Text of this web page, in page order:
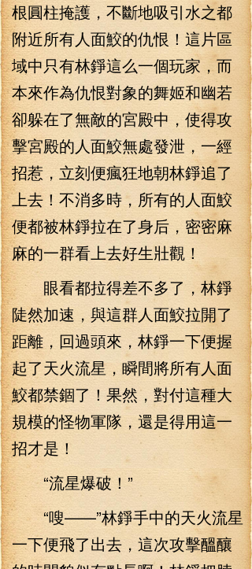
根圓柱掩護，不斷地吸引水之都
附近所有人面鮫的仇恨！這片區
域中只有林錚這么一個玩家，而
本來作為仇恨對象的舞姬和幽若
卻躲在了無敵的宮殿中，使得攻
擊宮殿的人面鮫無處發泄，一經
招惹，立刻便瘋狂地朝林錚追了
上去！不消多時，所有的人面鮫
便都被林錚拉在了身后，密密麻
麻的一群看上去好生壯觀！
眼看都拉得差不多了，林錚
陡然加速，與這群人面鮫拉開了
距離，回過頭來，林錚一下便握
起了天火流星，瞬間將所有人面
鮫都禁錮了！果然，對付這種大
規模的怪物軍隊，還是得用這一
招才是！
“流星爆破！”
“嗖——”林錚手中的天火流星
一下便飛了出去，這次攻擊醞釀